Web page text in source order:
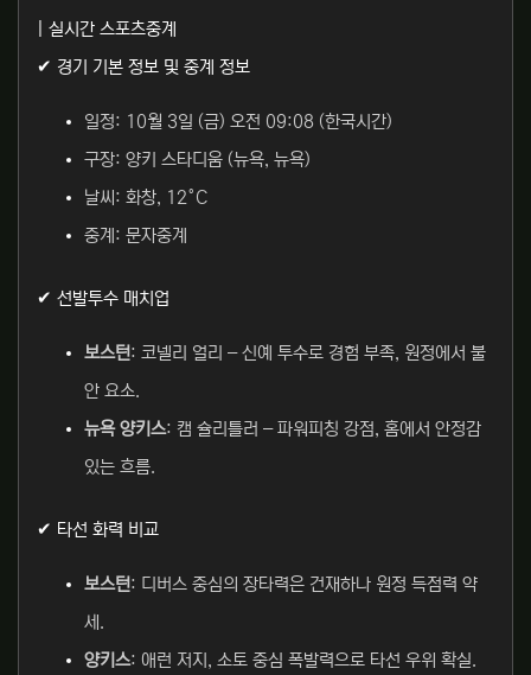
| 실시간 스포츠중계
✔ 경기 기본 정보 및 중계 정보
일정: 10월 3일 (금) 오전 09:08 (한국시간)
구장: 양키 스타디움 (뉴욕, 뉴욕)
날씨: 화창, 12°C
중계: 문자중계
✔ 선발투수 매치업
보스턴: 코넬리 얼리 – 신예 투수로 경험 부족, 원정에서 불
안 요소.
뉴욕 양키스: 캠 슐리틀러 – 파워피칭 강점, 홈에서 안정감
있는 흐름.
✔ 타선 화력 비교
보스턴: 디버스 중심의 장타력은 건재하나 원정 득점력 약
세.
양키스: 애런 저지, 소토 중심 폭발력으로 타선 우위 확실.